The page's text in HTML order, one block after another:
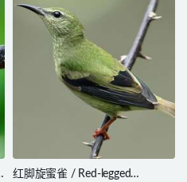
红脚旋蜜雀 / Red-legged